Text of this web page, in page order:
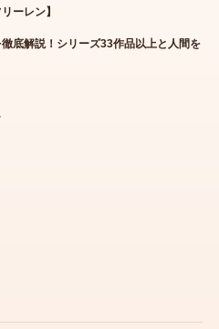
ーレン】
底解説！シリーズ33作品以上と人間を